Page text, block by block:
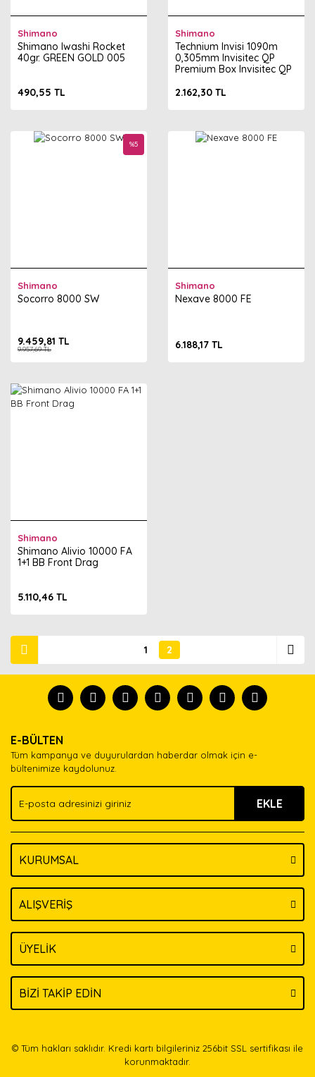
Shimano
Shimano Iwashi Rocket
40gr. GREEN GOLD 005
490,55 TL
Shimano
Technium Invisi 1090m
0,305mm Invisitec QP
Premium Box Invisitec QP
2.162,30 TL
Shimano
Socorro 8000 SW
%5
9.459,81 TL
9.957,69 TL
Shimano
Nexave 8000 FE
6.188,17 TL
Shimano
Shimano Alivio 10000 FA
1+1 BB Front Drag
5.110,46 TL
1 2
E-BÜLTEN
Tüm kampanya ve duyurulardan haberdar olmak için e-
bültenimize kaydolunuz.
EKLE
KURUMSAL
ALIŞVERİŞ
ÜYELİK
BİZİ TAKİP EDİN
© Tüm hakları saklıdır. Kredi kartı bilgileriniz 256bit SSL sertifikası ile
korunmaktadır.